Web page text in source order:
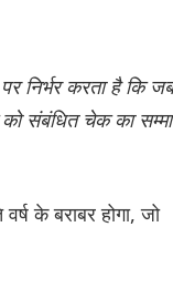
निर्भर करता है कि जब
को संबंधित चेक का
के बराबर होगा, जो